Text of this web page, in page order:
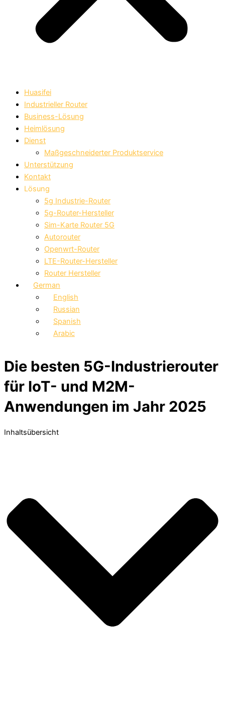
Huasifei
Industrieller Router
Business-Lösung
Heimlösung
Dienst
Maßgeschneiderter Produktservice
Unterstützung
Kontakt
Lösung
5g Industrie-Router
5g-Router-Hersteller
Sim-Karte Router 5G
Autorouter
Openwrt-Router
LTE-Router-Hersteller
Router Hersteller
German
English
Russian
Spanish
Arabic
Die besten 5G-Industrierouter
für IoT- und M2M-
Anwendungen im Jahr 2025
Inhaltsübersicht